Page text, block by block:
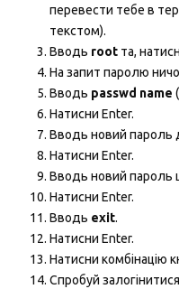
перевести тебе в
текстом).
Вводь root та,
На запит паролю
Вводь passwd name
Натисни Enter.
Вводь новий пароль
Натисни Enter.
Вводь новий пароль
Натисни Enter.
Вводь exit.
Натисни Enter.
Натисни комбінацію
Спробуй